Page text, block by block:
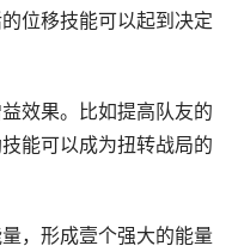
位移技能可以起到决定
效果。比如提高队友的
能可以成为扭转战局的
，形成壹个强大的能量